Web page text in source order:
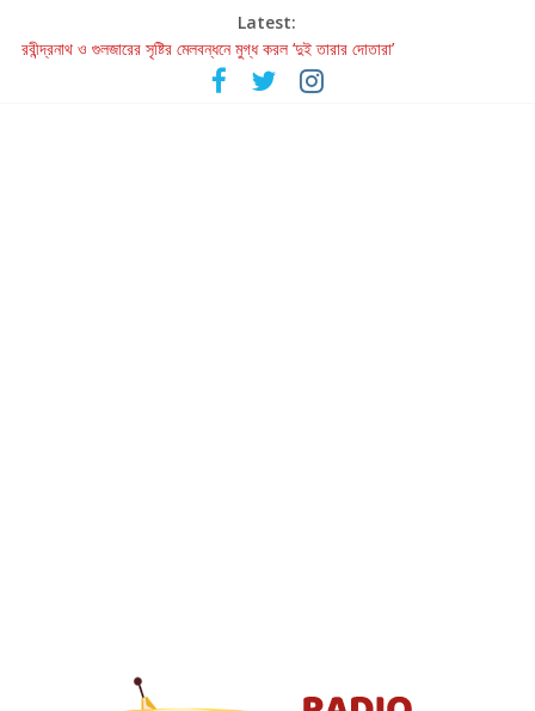
Latest:
রবীন্দ্রনাথ ও গুলজারের সৃষ্টির মেলবন্ধনে মুগ্ধ করল ‘দুই তারার দোতারা’
কলের গান থেকে রীলস্ — বাঙালির গান শোনার বিবর্তনের গল্প
জগন্নাথমঙ্গলম্ — বাংলায় প্রথমবার মঞ্চে এবার রথযাত্রার উদযাপন